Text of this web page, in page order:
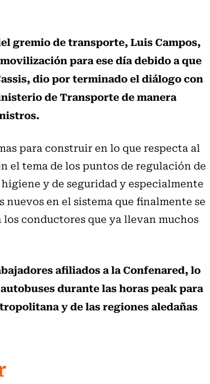
gremio de transporte, Luis Campos,
para ese día debido a que
dio por terminado el diálogo con
de Transporte de manera
para construir en lo que respecta al
el tema de los puntos de regulación de
y de seguridad y especialmente
en el sistema que finalmente se
conductores que ya llevan muchos
afiliados a la Confenared, lo
durante las horas peak para
y de las regiones aledañas